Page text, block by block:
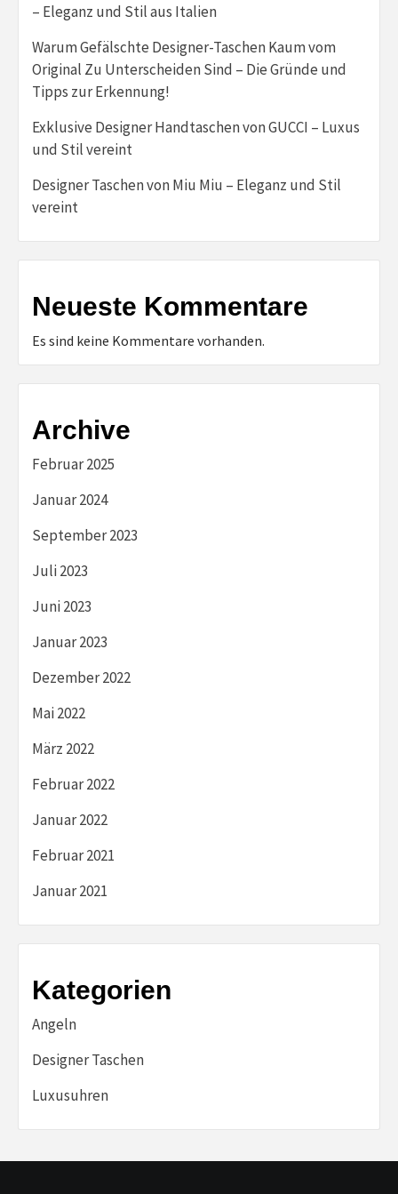
– Eleganz und Stil aus Italien
Warum Gefälschte Designer-Taschen Kaum vom
Original Zu Unterscheiden Sind – Die Gründe und
Tipps zur Erkennung!
Exklusive Designer Handtaschen von GUCCI – Luxus
und Stil vereint
Designer Taschen von Miu Miu – Eleganz und Stil
vereint
Neueste Kommentare
Es sind keine Kommentare vorhanden.
Archive
Februar 2025
Januar 2024
September 2023
Juli 2023
Juni 2023
Januar 2023
Dezember 2022
Mai 2022
März 2022
Februar 2022
Januar 2022
Februar 2021
Januar 2021
Kategorien
Angeln
Designer Taschen
Luxusuhren